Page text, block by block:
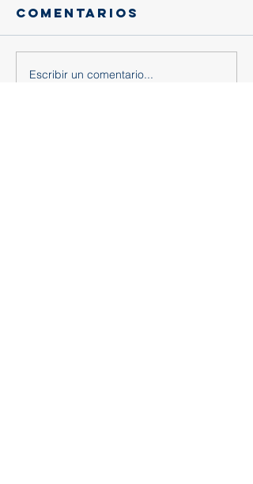
Comentarios
Escribir un comentario...